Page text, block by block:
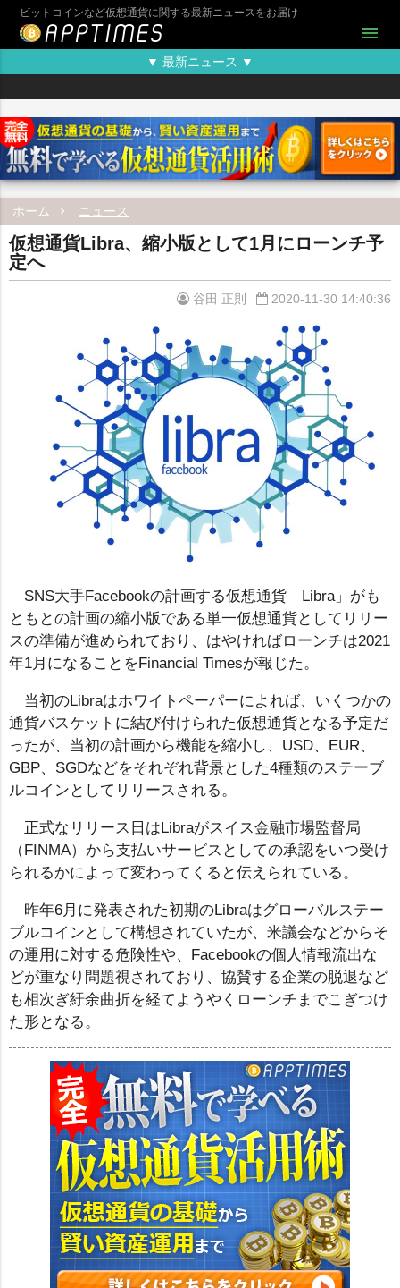
ビットコインなど仮想通貨に関する最新ニュースをお届け
menu
▼ 最新ニュース ▼
ホーム ニュース
仮想通貨Libra、縮小版として1月にローンチ予
定へ
谷田 正則 2020-11-30 14:40:36
SNS大手Facebookの計画する仮想通貨「Libra」がも
ともとの計画の縮小版である単一仮想通貨としてリリー
スの準備が進められており、はやければローンチは2021
年1月になることをFinancial Timesが報じた。
当初のLibraはホワイトペーパーによれば、いくつかの
通貨バスケットに結び付けられた仮想通貨となる予定だ
ったが、当初の計画から機能を縮小し、USD、EUR、
GBP、SGDなどをそれぞれ背景とした4種類のステーブ
ルコインとしてリリースされる。
正式なリリース日はLibraがスイス金融市場監督局
（FINMA）から支払いサービスとしての承認をいつ受け
られるかによって変わってくると伝えられている。
昨年6月に発表された初期のLibraはグローバルステー
ブルコインとして構想されていたが、米議会などからそ
の運用に対する危険性や、Facebookの個人情報流出な
どが重なり問題視されており、協賛する企業の脱退など
も相次ぎ紆余曲折を経てようやくローンチまでこぎつけ
た形となる。